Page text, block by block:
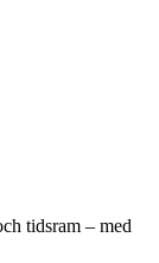
tidsram – med